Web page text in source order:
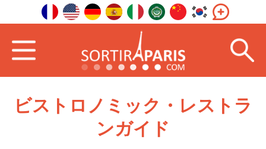
ビストロノミック・レストラ
ンガイド